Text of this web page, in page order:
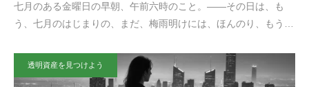
七月のある金曜日の早朝、午前六時のこと。——その日は、も
う、七月のはじまりの、まだ、梅雨明けには、ほんのり、もう…
透明資産を見つけよう